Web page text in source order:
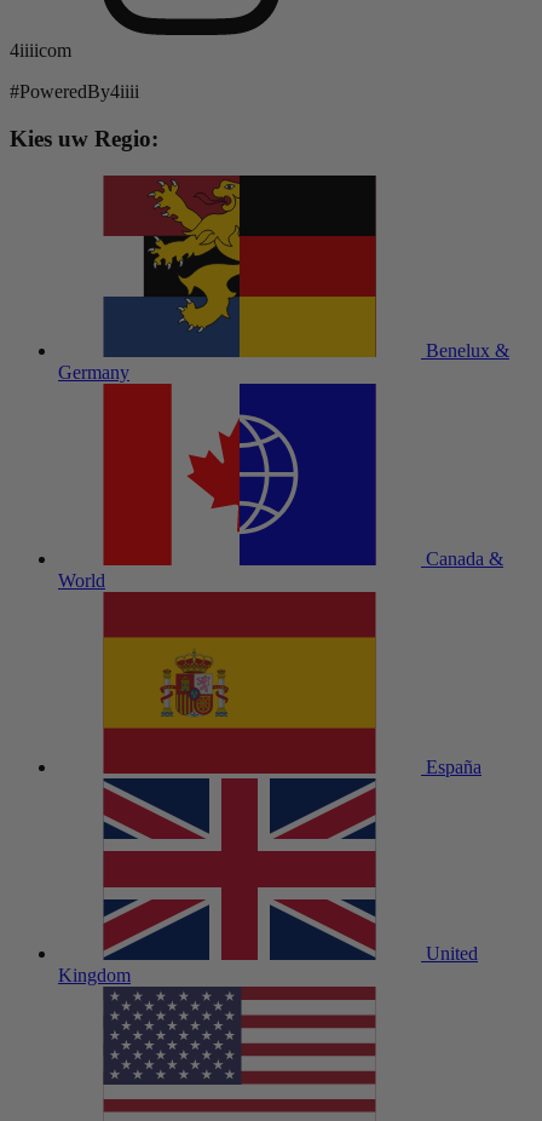
4iiiicom
#PoweredBy4iiii
Kies uw Regio:
Benelux &
Germany
Canada &
World
España
United
Kingdom